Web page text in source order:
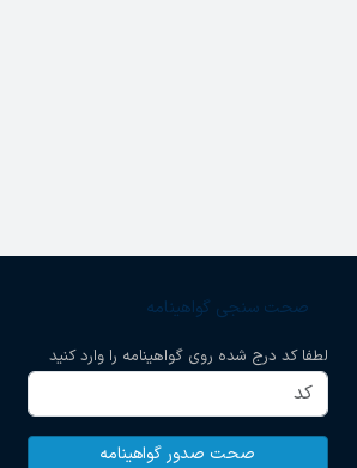
صحت سنجی گواهینامه
لطفا کد درج شده روی گواهینامه را وارد کنید
صحت صدور گواهینامه